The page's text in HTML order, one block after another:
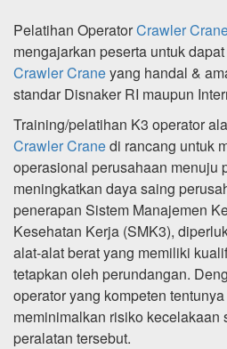
Pelatihan OperatorCrawler
mengajarkan peserta untuk
Crawler Craneyang handal &
standar Disnaker RI maupun
Training/pelatihan K3 operator
Crawler Cranedi rancang untuk
operasional perusahaan menuju
meningkatkan daya saing
penerapan Sistem Manajemen
Kesehatan Kerja (SMK3),
alat-alat berat yang memiliki
tetapkan oleh perundangan.
operator yang kompeten
meminimalkan risiko kecelakaan
peralatan tersebut.